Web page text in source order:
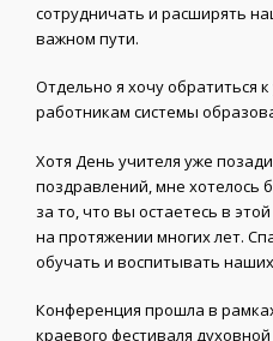
сотрудничать и расширять
важном пути.
Отдельно я хочу обратиться
работникам системы
Хотя День учителя уже
поздравлений, мне хотелось
за то, что вы остаетесь в
на протяжении многих лет.
обучать и воспитывать
Конференция прошла в
краевого фестиваля